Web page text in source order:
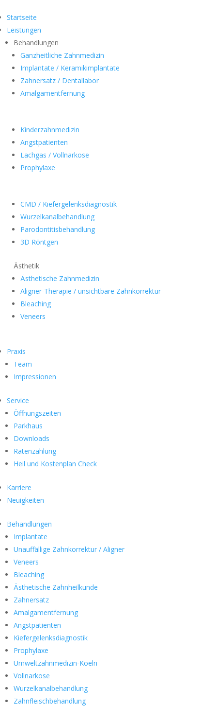
Startseite
Leistungen
Behandlungen
Ganzheitliche Zahnmedizin
Implantate / Keramikimplantate
Zahnersatz / Dentallabor
Amalgamentfernung
Kinderzahnmedizin
Angstpatienten
Lachgas / Vollnarkose
Prophylaxe
CMD / Kiefergelenksdiagnostik
Wurzelkanalbehandlung
Parodontitisbehandlung
3D Röntgen
Ästhetik
Ästhetische Zahnmedizin
Aligner-Therapie / unsichtbare Zahnkorrektur
Bleaching
Veneers
Praxis
Team
Impressionen
Service
Öffnungszeiten
Parkhaus
Downloads
Ratenzahlung
Heil und Kostenplan Check
Karriere
Neuigkeiten
Behandlungen
Implantate
Unauffällige Zahnkorrektur / Aligner
Veneers
Bleaching
Ästhetische Zahnheilkunde
Zahnersatz
Amalgamentfernung
Angstpatienten
Kiefergelenksdiagnostik
Prophylaxe
Umweltzahnmedizin-Koeln
Vollnarkose
Wurzelkanalbehandlung
Zahnfleischbehandlung